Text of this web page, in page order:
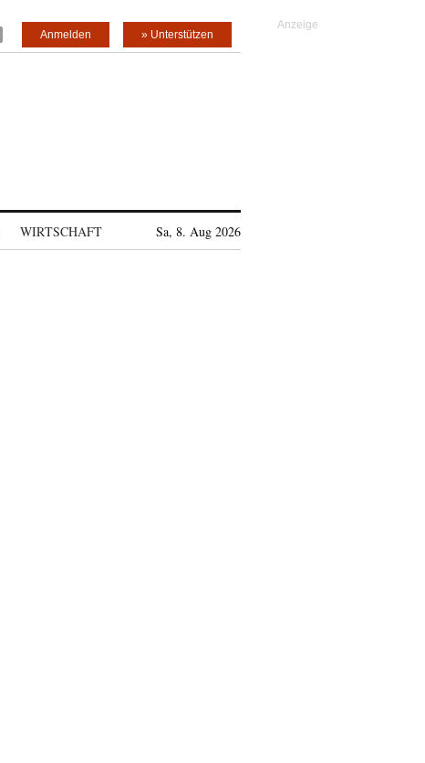
» Unterstützen
Anmelden
WIRTSCHAFT Sa, 8. Aug 2026